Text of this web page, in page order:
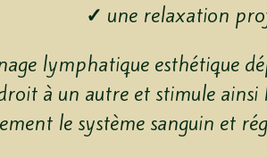
✓ une relaxation
lymphatique esthétique
à un autre et stimule
le système sanguin et